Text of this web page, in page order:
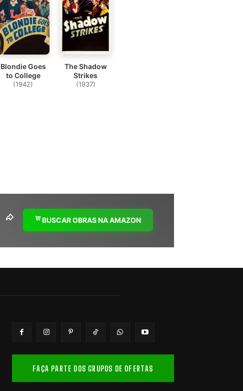
Blondie Goes
to College
(1942)
The Shadow
Strikes
(1937)
BUSCAR OBRAS NA AMAZON
FAÇA PARTE DOS GRUPOS DE OFERTAS